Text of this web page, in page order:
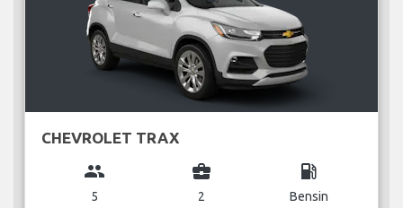
CHEVROLET TRAX
group
5
business_center
2
local_gas_station
Bensin